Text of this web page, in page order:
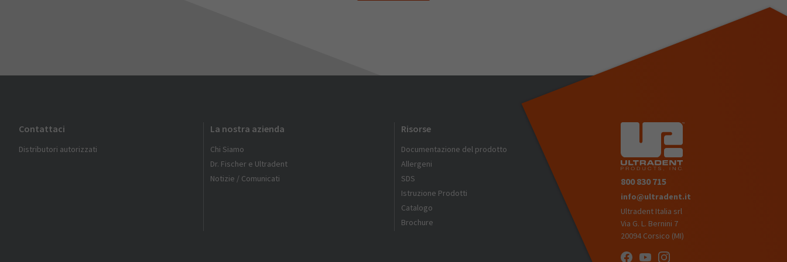
Contattaci
Distributori autorizzati
La nostra azienda
Chi Siamo
Dr. Fischer e Ultradent
Notizie / Comunicati
Risorse
Documentazione del prodotto
Allergeni
SDS
Istruzione Prodotti
Catalogo
Brochure
800 830 715
info@ultradent.it
Ultradent Italia srl
Via G. L. Bernini 7
20094 Corsico (MI)